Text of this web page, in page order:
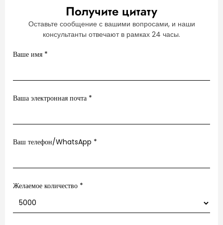
Получите цитату
Оставьте сообщение с вашими вопросами, и наши
консультанты отвечают в рамках 24 часы.
Ваше имя *
Ваша электронная почта *
Ваш телефон/WhatsApp *
Желаемое количество *